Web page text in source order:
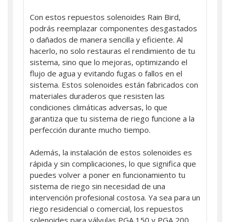
Con estos repuestos solenoides Rain Bird,
podrás reemplazar componentes desgastados
o dañados de manera sencilla y eficiente. Al
hacerlo, no solo restauras el rendimiento de tu
sistema, sino que lo mejoras, optimizando el
flujo de agua y evitando fugas o fallos en el
sistema. Estos solenoides están fabricados con
materiales duraderos que resisten las
condiciones climáticas adversas, lo que
garantiza que tu sistema de riego funcione a la
perfección durante mucho tiempo.
Además, la instalación de estos solenoides es
rápida y sin complicaciones, lo que significa que
puedes volver a poner en funcionamiento tu
sistema de riego sin necesidad de una
intervención profesional costosa. Ya sea para un
riego residencial o comercial, los repuestos
solenoides para válvulas PGA 150 y PGA 200